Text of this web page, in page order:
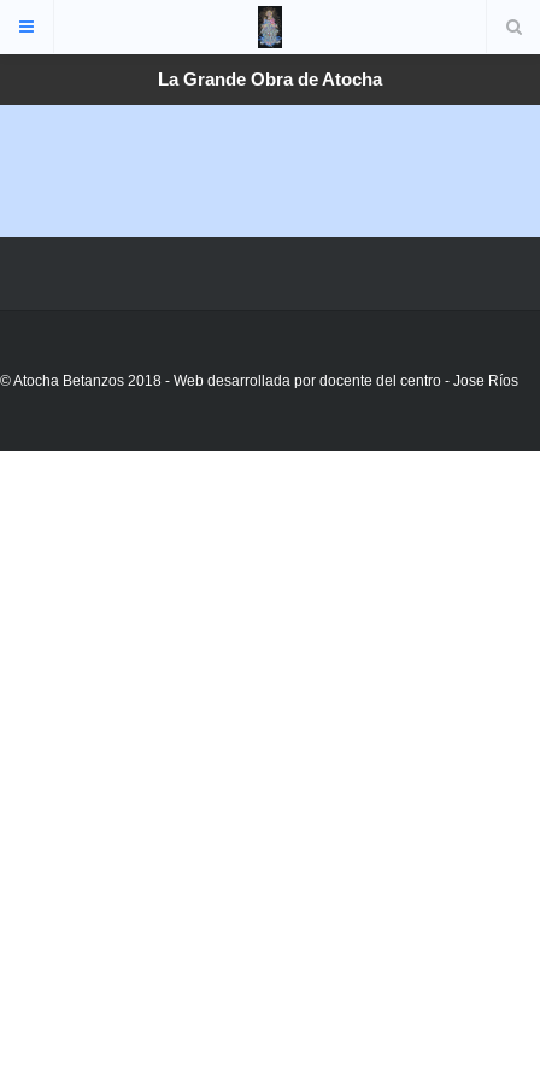
La Grande Obra de Atocha
© Atocha Betanzos 2018 - Web desarrollada por docente del centro - Jose Ríos